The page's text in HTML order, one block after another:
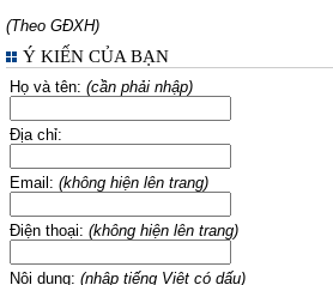
(Theo GĐXH)
Ý KIẾN CỦA BẠN
Họ và tên: (cần phải nhập)
Địa chỉ:
Email: (không hiện lên trang)
Điện thoại: (không hiện lên trang)
Nội dung: (nhập tiếng Việt có dấu)